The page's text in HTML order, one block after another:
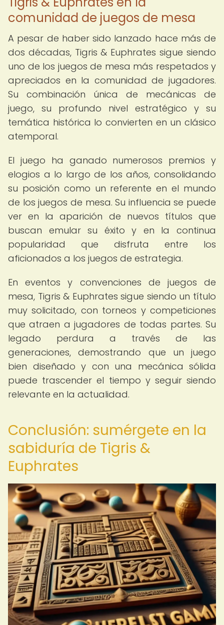
comunidad de juegos de mesa
A pesar de haber sido lanzado hace más de
dos décadas, Tigris & Euphrates sigue siendo
uno de los juegos de mesa más respetados y
apreciados en la comunidad de jugadores.
Su combinación única de mecánicas de
juego, su profundo nivel estratégico y su
temática histórica lo convierten en un clásico
atemporal.
El juego ha ganado numerosos premios y
elogios a lo largo de los años, consolidando
su posición como un referente en el mundo
de los juegos de mesa. Su influencia se puede
ver en la aparición de nuevos títulos que
buscan emular su éxito y en la continua
popularidad que disfruta entre los
aficionados a los juegos de estrategia.
En eventos y convenciones de juegos de
mesa, Tigris & Euphrates sigue siendo un título
muy solicitado, con torneos y competiciones
que atraen a jugadores de todas partes. Su
legado perdura a través de las
generaciones, demostrando que un juego
bien diseñado y con una mecánica sólida
puede trascender el tiempo y seguir siendo
relevante en la actualidad.
Conclusión: sumérgete en la
sabiduría de Tigris &
Euphrates